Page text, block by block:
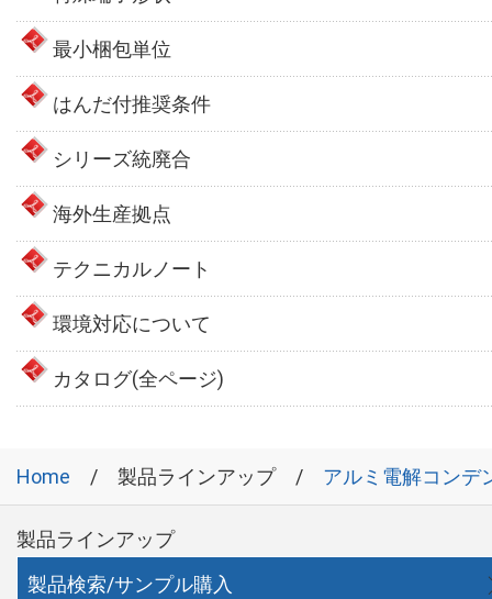
最小梱包単位
はんだ付推奨条件
シリーズ統廃合
海外生産拠点
テクニカルノート
環境対応について
カタログ(全ページ)
Home 製品ラインアップ アルミ電解コンデ
製品ラインアップ
製品検索/サンプル購入